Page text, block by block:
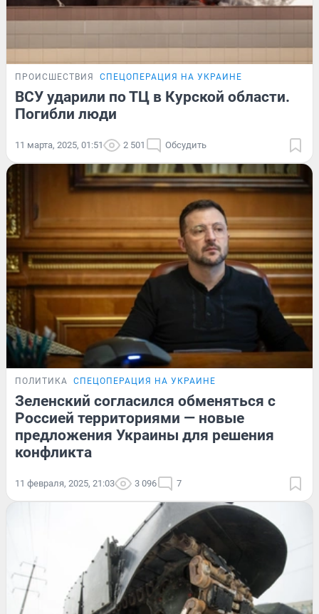
ПРОИСШЕСТВИЯ СПЕЦОПЕРАЦИЯ НА УКРАИНЕ
ВСУ ударили по ТЦ в Курской области.
Погибли люди
11 марта, 2025, 01:51 2 501 Обсудить
ПОЛИТИКА СПЕЦОПЕРАЦИЯ НА УКРАИНЕ
Зеленский согласился обменяться с
Россией территориями — новые
предложения Украины для решения
конфликта
11 февраля, 2025, 21:03 3 096 7